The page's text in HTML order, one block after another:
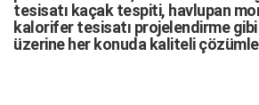
tesisatı kaçak tespiti, havlupan
kalorifer tesisatı projelendirme gibi
üzerine her konuda kaliteli